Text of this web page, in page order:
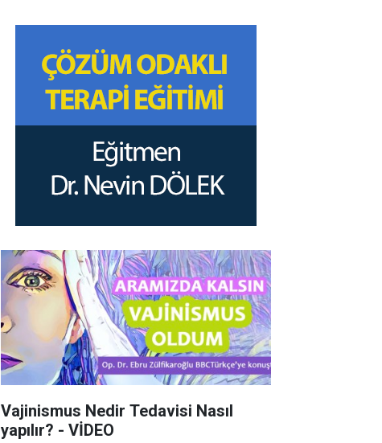
Vajinismus Nedir Tedavisi Nasıl
yapılır? - VİDEO